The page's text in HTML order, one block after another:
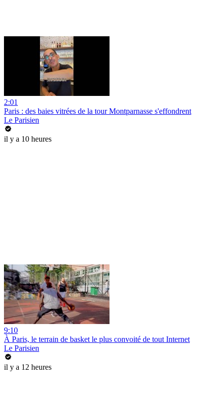
2:01
Paris : des baies vitrées de la tour Montparnasse s'effondrent
Le Parisien
il y a 10 heures
9:10
À Paris, le terrain de basket le plus convoité de tout Internet
Le Parisien
il y a 12 heures